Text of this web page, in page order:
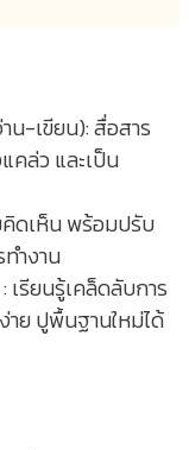
-เขียน): สื่อสาร
คล่ว และเป็น
ดเห็น พร้อมปรับ
ำงาน
: เรียนรู้เคล็ดลับการ
าย ปูพื้นฐานใหม่ได้